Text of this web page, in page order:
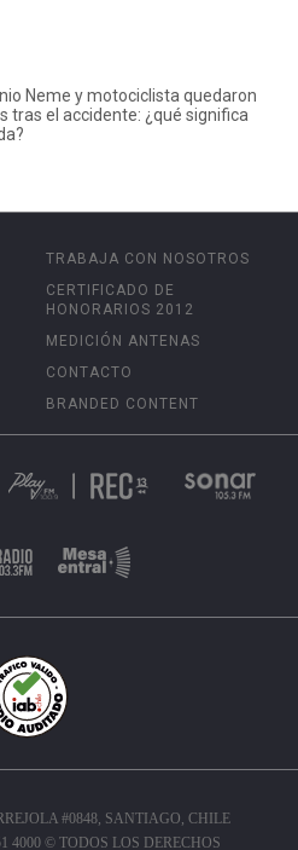
Neme y motociclista quedaron
tras el accidente: ¿qué significa
TRABAJA CON NOSOTROS
CERTIFICADO DE
HONORARIOS 2012
MEDICIÓN ANTENAS
CONTACTO
BRANDED CONTENT
#0848, SANTIAGO, CHILE
4000 © TODOS LOS DERECHOS